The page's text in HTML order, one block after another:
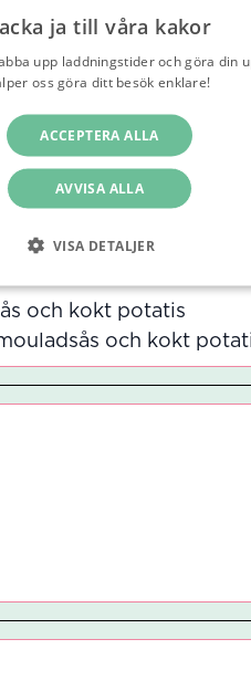
kokossås serveras
lime och kokossås
och kokt potatis
och kokt
ja till våra kakor
upp laddningstider och göra din
oss göra ditt besök enklare!
ACCEPTERA ALLA
AVVISA ALLA
VISA DETALJER